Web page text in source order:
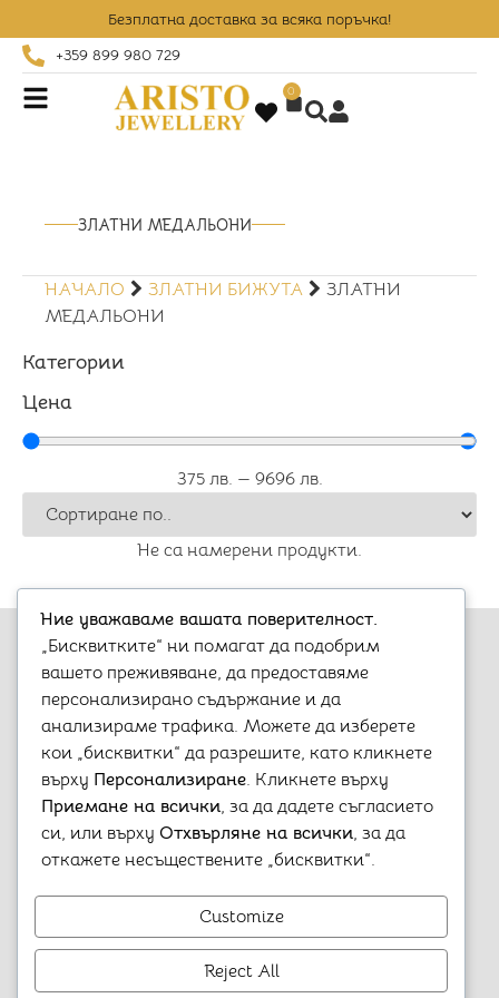
Безплатна доставка за всяка поръчка!
+359 899 980 729
0
ЗЛАТНИ МЕДАЛЬОНИ
НАЧАЛО ЗЛАТНИ БИЖУТА
ЗЛАТНИ
МЕДАЛЬОНИ
Категории
Цена
375 лв. — 9696 лв.
Не са намерени продукти.
Варна, бул. „Княз Борис I-ви“ 47
+359 899 980 729
aristostore@abv.bg
Информация
Контакти
Политика за
поверителност
Условия за използване
Гарационни условия
Моят профил
Профил
Поръчки
Любими
Ние уважаваме вашата поверителност.
„Бисквитките“ ни помагат да подобрим
вашето преживяване, да предоставяме
персонализирано съдържание и да
анализираме трафика. Можете да изберете
кои „бисквитки“ да разрешите, като кликнете
върху Персонализиране. Кликнете върху
Приемане на всички, за да дадете съгласието
си, или върху Отхвърляне на всички, за да
откажете несъществените „бисквитки“.
Customize
Reject All